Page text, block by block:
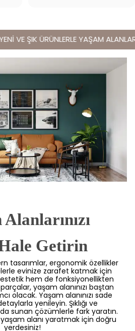
VE ŞIK ÜRÜNLERLE YAŞAM
Getirin
tasarımlar, ergonomik özellikler
evinize zarafet katmak için
hem de fonksiyonellikten
yaşam alanınızı baştan
olacak. Yaşam alanınızı sade
yenileyin. Şıklığı ve
sunan çözümlerle fark yaratın.
yaşam alanı yaratmak için doğru
yerdesiniz!